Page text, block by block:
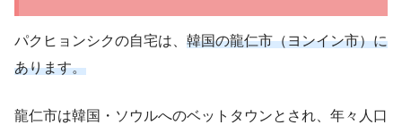
パクヒョンシクの自宅は、 韓国の龍仁市（ヨンイン市）に
あります。
龍仁市は韓国・ソウルへのベットタウンとされ、年々人口